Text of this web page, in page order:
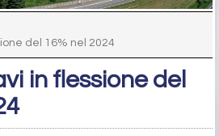
del 16% nel 2024
in flessione del